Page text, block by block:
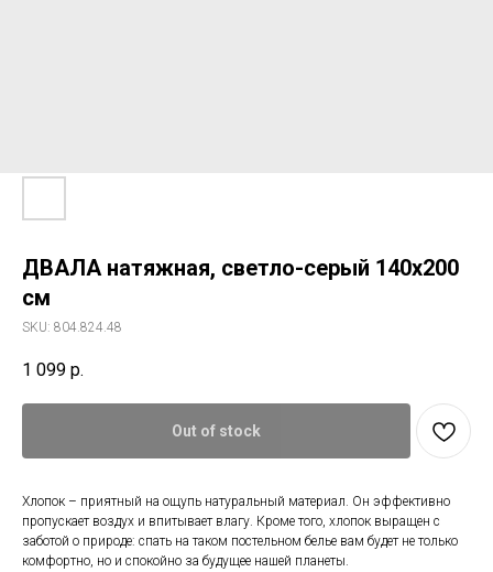
ДВАЛА натяжная, светло-серый 140x200
см
SKU: 804.824.48
1 099 р.
Out of stock
Хлопок – приятный на ощупь натуральный материал. Он эффективно
пропускает воздух и впитывает влагу. Кроме того, хлопок выращен с
заботой о природе: спать на таком постельном белье вам будет не только
комфортно, но и спокойно за будущее нашей планеты.
График работы:
+7 (903) 969-57-59
Контакты
Свяжитесь с нами